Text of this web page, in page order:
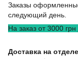
Заказы
следующий день.
На заказ от 3000
Доставка на